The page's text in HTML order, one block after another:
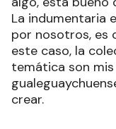
La indumentaria
por nosotros, es
este caso, la
temática son mis
crear.